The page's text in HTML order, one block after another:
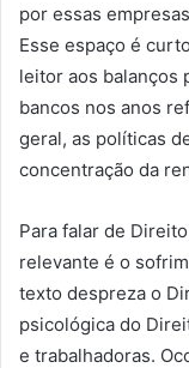
por essas
Esse espaço é
leitor aos balanços
bancos nos anos
geral, as políticas
concentração da
Para falar de
relevante é o
texto despreza o
psicológica do
e trabalhadoras.